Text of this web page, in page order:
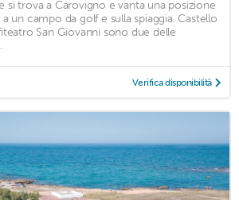
si trova a Carovigno e vanta una posizione
un campo da golf e sulla spiaggia. Castello
San Giovanni sono due delle
Verifica disponibilità